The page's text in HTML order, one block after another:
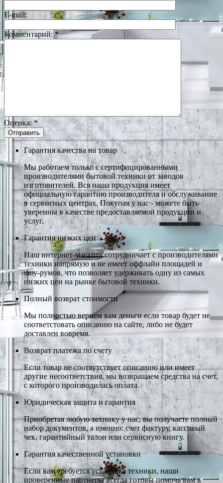
E-mail:
Комментарий: *
Оценка:*
Гарантия качества на товар
Мы работаем только с сертифицированными
производителями бытовой техники от заводов
изготовителей. Вся наша продукция имеет
официальную гарантию производителя и обслуживание
в сервисных центрах. Покупая у нас - можете быть
уверенны в качестве предоставляемой продукции и
услуг.
Гарантия низких цен
Наш интернет-магазин сотрудничает с производителями
техники напрямую и не имеет оффлайн площадей и
шоу-румов, что позволяет удерживать одну из самых
низких цен на рынке бытовой техники.
Полный возврат стоимости
Мы полностью вернем вам деньги если товар будет не
соответстовать описанию на сайте, либо не будет
доставлен вовремя.
Возврат платежа по счету
Если товар не соотвутствует описанию или имеет
другие несоответствия, мы возвращаем средства на счет,
с которого производилась оплата.
Юридическая защита и гарантия
Приобретая любую технику у нас, вы получаете полный
набор документов, а именно: счет фактуру, кассовый
чек, гарантийный талон или сервисную книгу.
Гарантия качественной установки
Если вам требуется установка техники, наши
проверенные партнеры всегда готовы помочь вам в